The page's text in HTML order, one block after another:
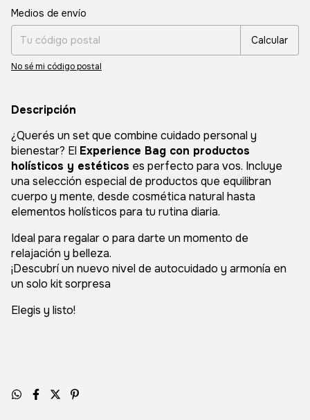
Entregas para el CP:
Medios de envío
Calcular
No sé mi código postal
Descripción
¿Querés un set que combine cuidado personal y
bienestar? El Experience Bag con productos
holísticos y estéticos es perfecto para vos. Incluye
una selección especial de productos que equilibran
cuerpo y mente, desde cosmética natural hasta
elementos holísticos para tu rutina diaria.
Ideal para regalar o para darte un momento de
relajación y belleza.
¡Descubrí un nuevo nivel de autocuidado y armonía en
un solo kit sorpresa
Elegis y listo!